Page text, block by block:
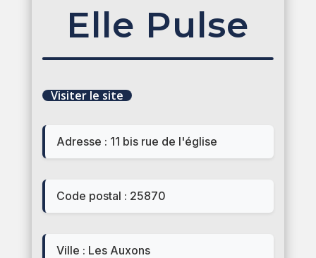
Elle Pulse
Visiter le site
Adresse : 11 bis rue de l'église
Code postal : 25870
Ville : Les Auxons